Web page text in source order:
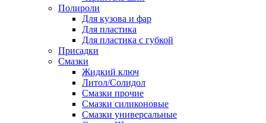
Полироли
Для кузова и фар
Для пластика
Для пластика с губкой
Присадки
Смазки
Жидкий ключ
Литол/Солидол
Смазки прочие
Смазки силиконовые
Смазки универсальные